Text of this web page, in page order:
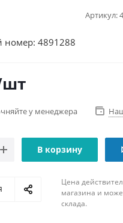
Артикул:
номер: 4891288
у менеджера
В корзину
Цена
магазина и
склада.